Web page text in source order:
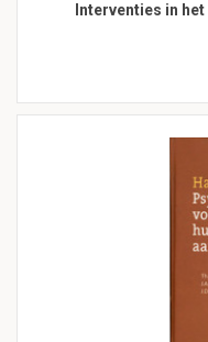
Interventies in